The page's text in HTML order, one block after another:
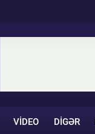
VIDEO DIGƏR